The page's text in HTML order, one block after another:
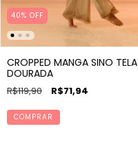
40% OFF
CROPPED MANGA SINO TELA
DOURADA
R$119,90 R$71,94
COMPRAR